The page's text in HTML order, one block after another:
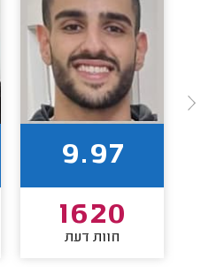
9.97
1620
חוות דעת